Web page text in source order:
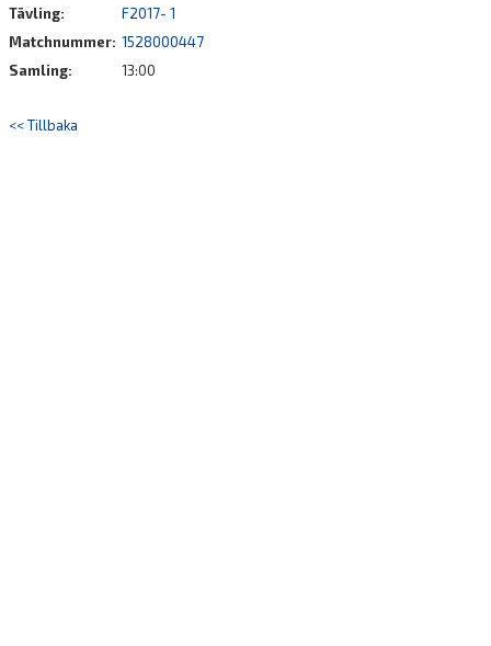
BILDGALLERI
Tävling:
F2017- 1
Matchnummer: 1528000447
Samling:
13:00
<< Tillbaka